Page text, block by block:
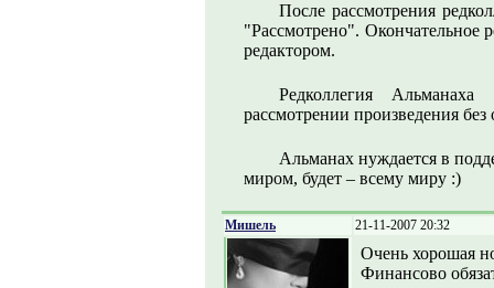
После рассмотрения
"Рассмотрено". Окончательное
редактором.
Редколлегия
рассмотрении произведения
Альманах нуждается в
миром, будет – всему миру :)
Мишель 21-11-2007 20:32
Очень хорошая
Финансово